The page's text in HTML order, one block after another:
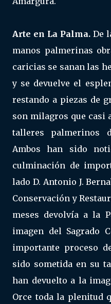
Arte en La Palma. De
manos palmerinas
caricias se sanan las
y se devuelve el
restando a piezas de
son milagros que casi
talleres palmerinos
Ambos han sido
culminación de
lado D. Antonio J.
Conservación y
meses devolvía a la
imagen del Sagrado
importante proceso
sido sometida en su
han devuelto a la
Orce toda la plenitud